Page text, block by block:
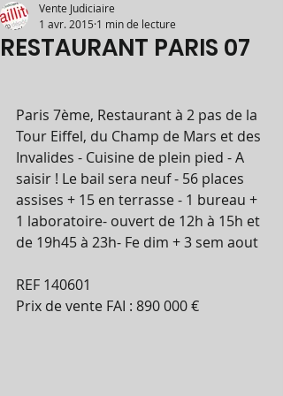
RESTAURANT PARIS 07
Vente Judiciaire
1 avr. 2015 1 min de lecture
Paris 7ème, Restaurant à 2 pas de la
Tour Eiffel, du Champ de Mars et des
Invalides - Cuisine de plein pied - A
saisir ! Le bail sera neuf - 56 places
assises + 15 en terrasse - 1 bureau +
1 laboratoire- ouvert de 12h à 15h et
de 19h45 à 23h- Fe dim + 3 sem aout
REF 140601
Prix de vente FAI : 890 000 €